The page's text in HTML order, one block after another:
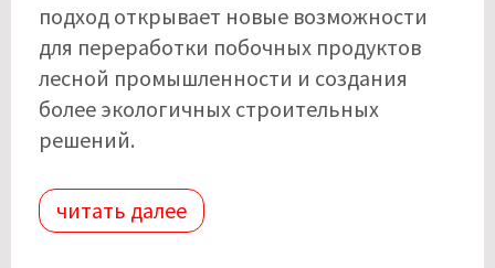
подход открывает новые возможности
для переработки побочных продуктов
лесной промышленности и создания
более экологичных строительных
решений.
читать далее